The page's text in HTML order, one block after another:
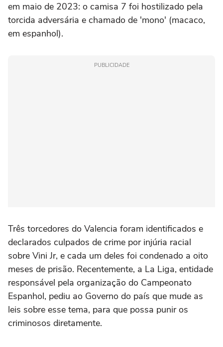
em maio de 2023: o camisa 7 foi hostilizado pela
torcida adversária e chamado de 'mono' (macaco,
em espanhol).
PUBLICIDADE
Três torcedores do Valencia foram identificados e
declarados culpados de crime por injúria racial
sobre Vini Jr, e cada um deles foi condenado a oito
meses de prisão. Recentemente, a La Liga, entidade
responsável pela organização do Campeonato
Espanhol, pediu ao Governo do país que mude as
leis sobre esse tema, para que possa punir os
criminosos diretamente.